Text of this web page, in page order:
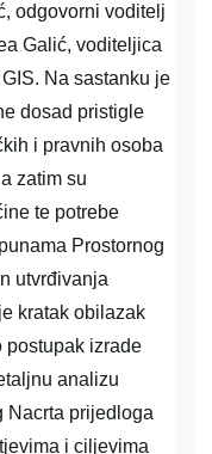
odgovorni voditelj
Galić, voditeljica
Na sastanku je
dosad pristigle
i pravnih osoba
zatim su
te potrebe
Prostornog
utvrđivanja
kratak obilazak
postupak izrade
analizu
Nacrta prijedloga
i ciljevima